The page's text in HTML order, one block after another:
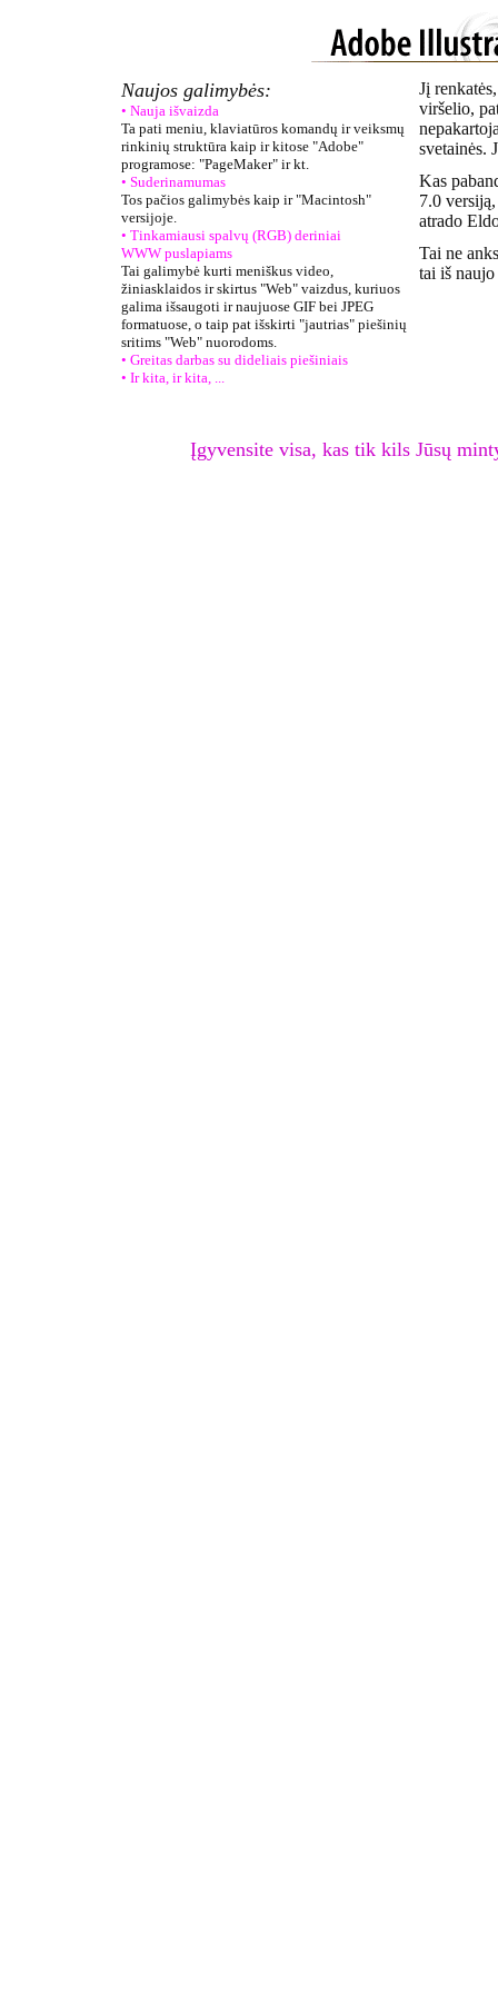
Naujos galimybės:
• Nauja išvaizda
Ta pati meniu, klaviatūros komandų ir veiksmų
rinkinių struktūra kaip ir kitose "Adobe"
programose: "PageMaker" ir kt.
• Suderinamumas
Tos pačios galimybės kaip ir "Macintosh"
versijoje.
• Tinkamiausi spalvų (RGB) deriniai
WWW puslapiams
Tai galimybė kurti meniškus video,
žiniasklaidos ir skirtus "Web" vaizdus, kuriuos
galima išsaugoti ir naujuose GIF bei JPEG
formatuose, o taip pat išskirti "jautrias" piešinių
sritims "Web" nuorodoms.
• Greitas darbas su dideliais piešiniais
• Ir kita, ir kita, ...
Jį
viršelio,
svetainės.
Kas
7.0
atrado
Tai ne
tai iš
Įgyvensite visa, kas tik kils Jūsų